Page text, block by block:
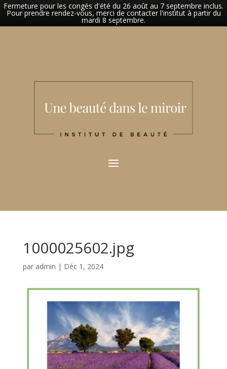
Fermeture pour les congés d'été du 26 août au 7 septembre inclus.
Pour prendre rendez-vous, merci de contacter l'institut à partir du
mardi 8 septembre.
1000025602.jpg
par admin | Déc 1, 2024